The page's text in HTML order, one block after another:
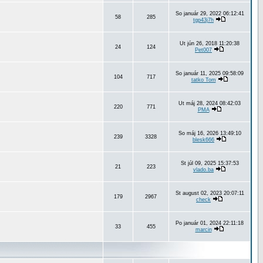
58 285
So január 29, 2022 06:12:41
tgp43j7h
24 124
Ut jún 26, 2018 11:20:38
Pet007
104 717
So január 11, 2025 09:58:09
tatko Tom
220 771
Ut máj 28, 2024 08:42:03
PMA
239 3328
So máj 16, 2026 13:49:10
blesk666
21 223
St júl 09, 2025 15:37:53
vlado.ba
179 2967
St august 02, 2023 20:07:11
check
33 455
Po január 01, 2024 22:11:18
marcin